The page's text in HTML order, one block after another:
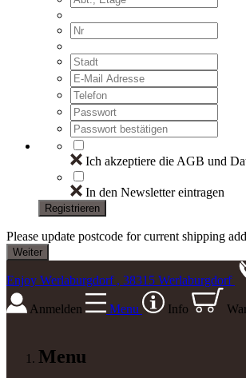
Ich akzeptiere die AGB und
In den Newsletter eintragen
Registrieren
Please update postcode for current shipping
Enjoy Werlaburgdorf , 38315 Werlaburgdorf
Anmelden Menu Info
Menu